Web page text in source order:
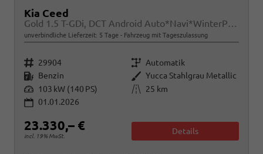
Kia Ceed
Gold 1.5 T-GDi, DCT Android Auto*Navi*WinterPak*Klimaauto*16"*Kamera*PrivacyGlas*
unverbindliche Lieferzeit: 5 Tage Fahrzeug mit Tageszulassung
Fahrzeugnr. 29904 Getriebe Automatik
Kraftstoff Benzin Außenfarbe Yucca Stahlgrau Metallic
Leistung 103 kW (140 PS) Kilometerstand
25 km
01.01.2026
23.330,– €
incl. 19% MwSt.
Details